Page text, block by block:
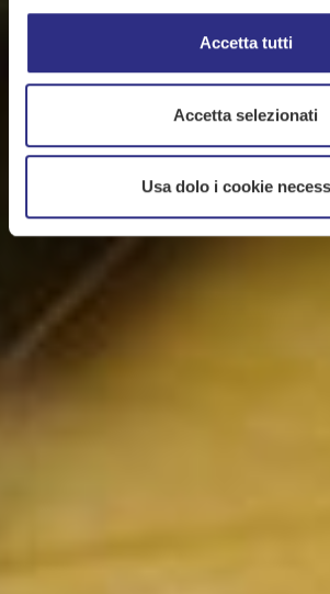
Accetta tutti
Accetta selezionati
Usa dolo i cookie